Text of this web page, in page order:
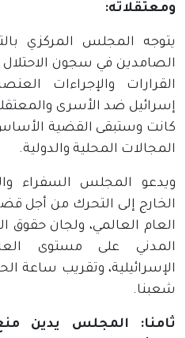
ومعتقلاته:
يتوجه المجلس المركزي
الصامدين في سجون
القرارات والإجراءات
إسرائيل ضد الأسرى
كانت وستبقى القضية
المجالات المحلية والدولية.
ويدعو المجلس السفراء
الخارج إلى التحرك من أجل
العام العالمي، ولجان
المدني على مستوى
الإسرائيلية، وتقريب ساعة
شعبنا.
ثامنا: المجلس يدين